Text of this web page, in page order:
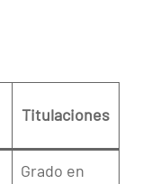
Titulaciones
Grado en